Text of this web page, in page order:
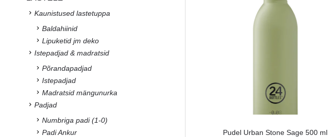
Pudel Urban Stone Sage 500 ml
Kaunistused lastetuppa
Baldahiinid
Lipuketid jm deko
Istepadjad & madratsid
Põrandapadjad
Istepadjad
Madratsid mängunurka
Padjad
Numbriga padi (1-0)
Padi Ankur